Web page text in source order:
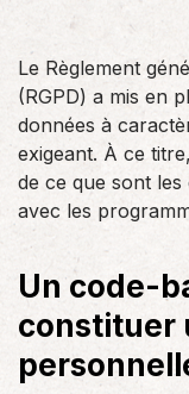
Le Règlement
(RGPD) a mis en
données à
exigeant. À ce
de ce que sont
avec les
Un code-
constituer